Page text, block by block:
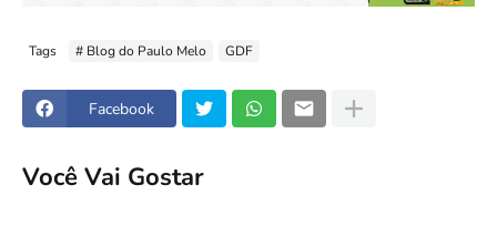
Tags # Blog do Paulo Melo GDF
Facebook
Você Vai Gostar